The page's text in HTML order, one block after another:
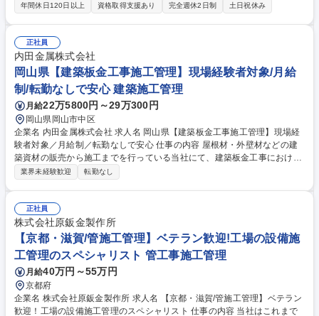
任せします。建設業界の知見を活かし、専門性高く市場価値のある積算ス
書からの必要部材の拾い出し ■鉄骨工事に係る材料費・加工費等の原価計
算及び見積書作成 ■決定した見積に基づく必要資材・鋼材のメーカーへの
発注及び納期・納品管理 ■社内製造部門や商社等との連絡調整業務。業界
でも貴重とされる鉄骨積算の専門スキルを実務を通じて着実に高められる
環境です。 募集職種 【三重・伊賀】鉄骨工事の積算・資材発注/建設業界
経験を活かす/転勤無/年休123
年間休日120日以上 資格取得支援あり 完全週休2日制 土日祝休み
正社員
内田金属株式会社
岡山県【建築板金工事施工管理】現場経験者対象/月給
制/転勤なしで安心 建築施工管理
月給22万5800円～29万300円
岡山県岡山市中区
企業名 内田金属株式会社 求人名 岡山県【建築板金工事施工管理】現場経
験者対象／月給制／転勤なしで安心 仕事の内容 屋根材・外壁材などの建
築資材の販売から施工までを行っている当社にて、建築板金工事における
施工管理業務をお任せします。お客様との打ち合わせから工事の進捗管理
滑かつ確実な施工体制の構築■進捗状況の確認と納期に向けたスケジュー
ル等の工程管理■現場の確実な安全確保と要望通りの施工品質実現のため
の管理※担当エリアは岡山県内中心。工期は数週間から3か月程度。※施
工管理業務に専念し、建物の改変を伴う実作業は行いません。【従事すべ
き業務の変更の範囲】当社の指定する業務 募集職種 岡山県【建築板金工
事施工管理】現場経験者対象／月給制／転勤なしで安心
業界未経験歓迎 転勤なし
正社員
株式会社原鈑金製作所
【京都・滋賀/管施工管理】ベテラン歓迎!工場の設備施
工管理のスペシャリスト 管工事施工管理
月給40万円～55万円
京都府
企業名 株式会社原鈑金製作所 求人名 【京都・滋賀/管施工管理】ベテラン
歓迎！工場の設備施工管理のスペシャリスト 仕事の内容 当社はこれまで